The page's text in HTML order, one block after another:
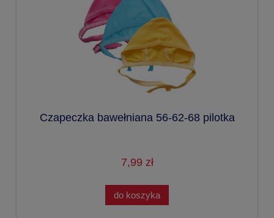
Czapeczka bawełniana 56-62-68 pilotka
7,99 zł
do koszyka